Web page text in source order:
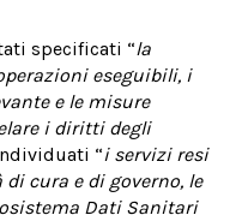
specificati “la
eseguibili, i
e le misure
i diritti degli
“i servizi resi
cura e di governo, le
Dati Sanitari